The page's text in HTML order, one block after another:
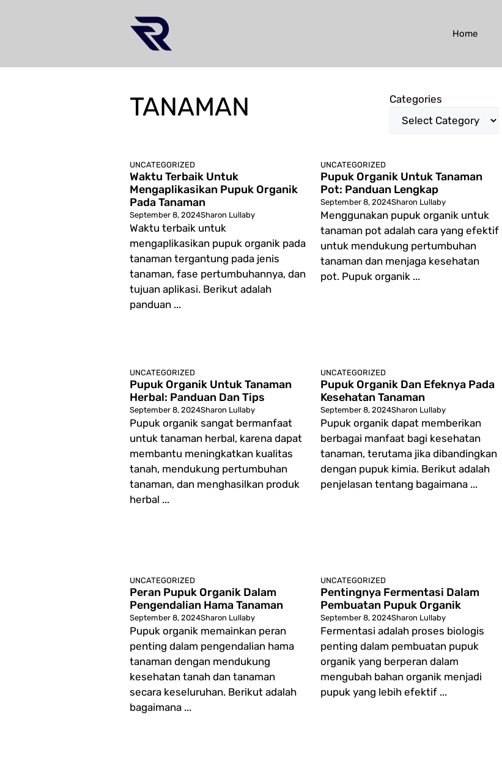
Home
TANAMAN Categories
UNCATEGORIZED
Waktu Terbaik Untuk
Mengaplikasikan Pupuk Organik
Pada Tanaman
September 8, 2024Sharon Lullaby
Waktu terbaik untuk
mengaplikasikan pupuk organik pada
tanaman tergantung pada jenis
tanaman, fase pertumbuhannya, dan
tujuan aplikasi. Berikut adalah
panduan ...
UNCATEGORIZED
Pupuk Organik Untuk Tanaman
Pot: Panduan Lengkap
September 8, 2024Sharon Lullaby
Menggunakan pupuk organik untuk
tanaman pot adalah cara yang efektif
untuk mendukung pertumbuhan
tanaman dan menjaga kesehatan
pot. Pupuk organik ...
UNCATEGORIZED
Pupuk Organik Untuk Tanaman
Herbal: Panduan Dan Tips
September 8, 2024Sharon Lullaby
Pupuk organik sangat bermanfaat
untuk tanaman herbal, karena dapat
membantu meningkatkan kualitas
tanah, mendukung pertumbuhan
tanaman, dan menghasilkan produk
herbal ...
UNCATEGORIZED
Pupuk Organik Dan Efeknya Pada
Kesehatan Tanaman
September 8, 2024Sharon Lullaby
Pupuk organik dapat memberikan
berbagai manfaat bagi kesehatan
tanaman, terutama jika dibandingkan
dengan pupuk kimia. Berikut adalah
penjelasan tentang bagaimana ...
UNCATEGORIZED
Peran Pupuk Organik Dalam
Pengendalian Hama Tanaman
September 8, 2024Sharon Lullaby
Pupuk organik memainkan peran
penting dalam pengendalian hama
tanaman dengan mendukung
kesehatan tanah dan tanaman
secara keseluruhan. Berikut adalah
bagaimana ...
UNCATEGORIZED
Pentingnya Fermentasi Dalam
Pembuatan Pupuk Organik
September 8, 2024Sharon Lullaby
Fermentasi adalah proses biologis
penting dalam pembuatan pupuk
organik yang berperan dalam
mengubah bahan organik menjadi
pupuk yang lebih efektif ...